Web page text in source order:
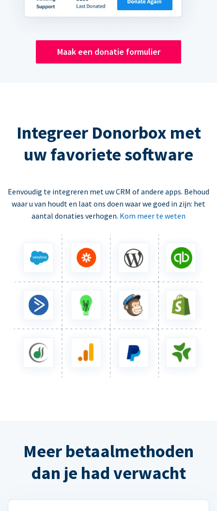
Maak een donatie formulier
Integreer Donorbox met
uw favoriete software
Eenvoudig te integreren met uw CRM of andere apps. Behoud
waar u van houdt en laat ons doen waar we goed in zijn: het
aantal donaties verhogen. Kom meer te weten
Meer betaalmethoden
dan je had verwacht